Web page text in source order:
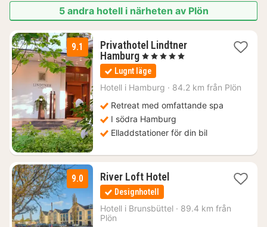
5 andra hotell i närheten av Plön
9.1
Privathotel Lindtner
Hamburg1
natt
från
1941
, 5 Stjärnor
Lugnt läge
Hotell i Hamburg · 84.2 km från Plön
Retreat med omfattande spa
I södra Hamburg
Elladdstationer för din bil
9.0 River Loft Hotel1
1447
Designhotell
Hotell i Brunsbüttel · 89.4 km från
Plön